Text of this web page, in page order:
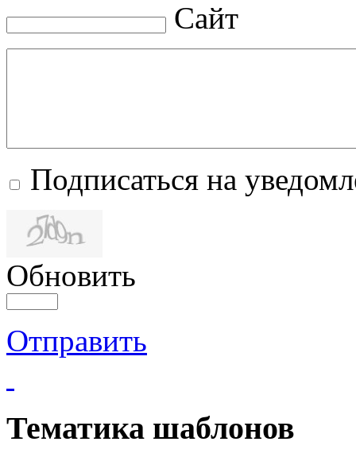
Сайт
Подписаться на
Обновить
Отправить
Тематика шаблонов